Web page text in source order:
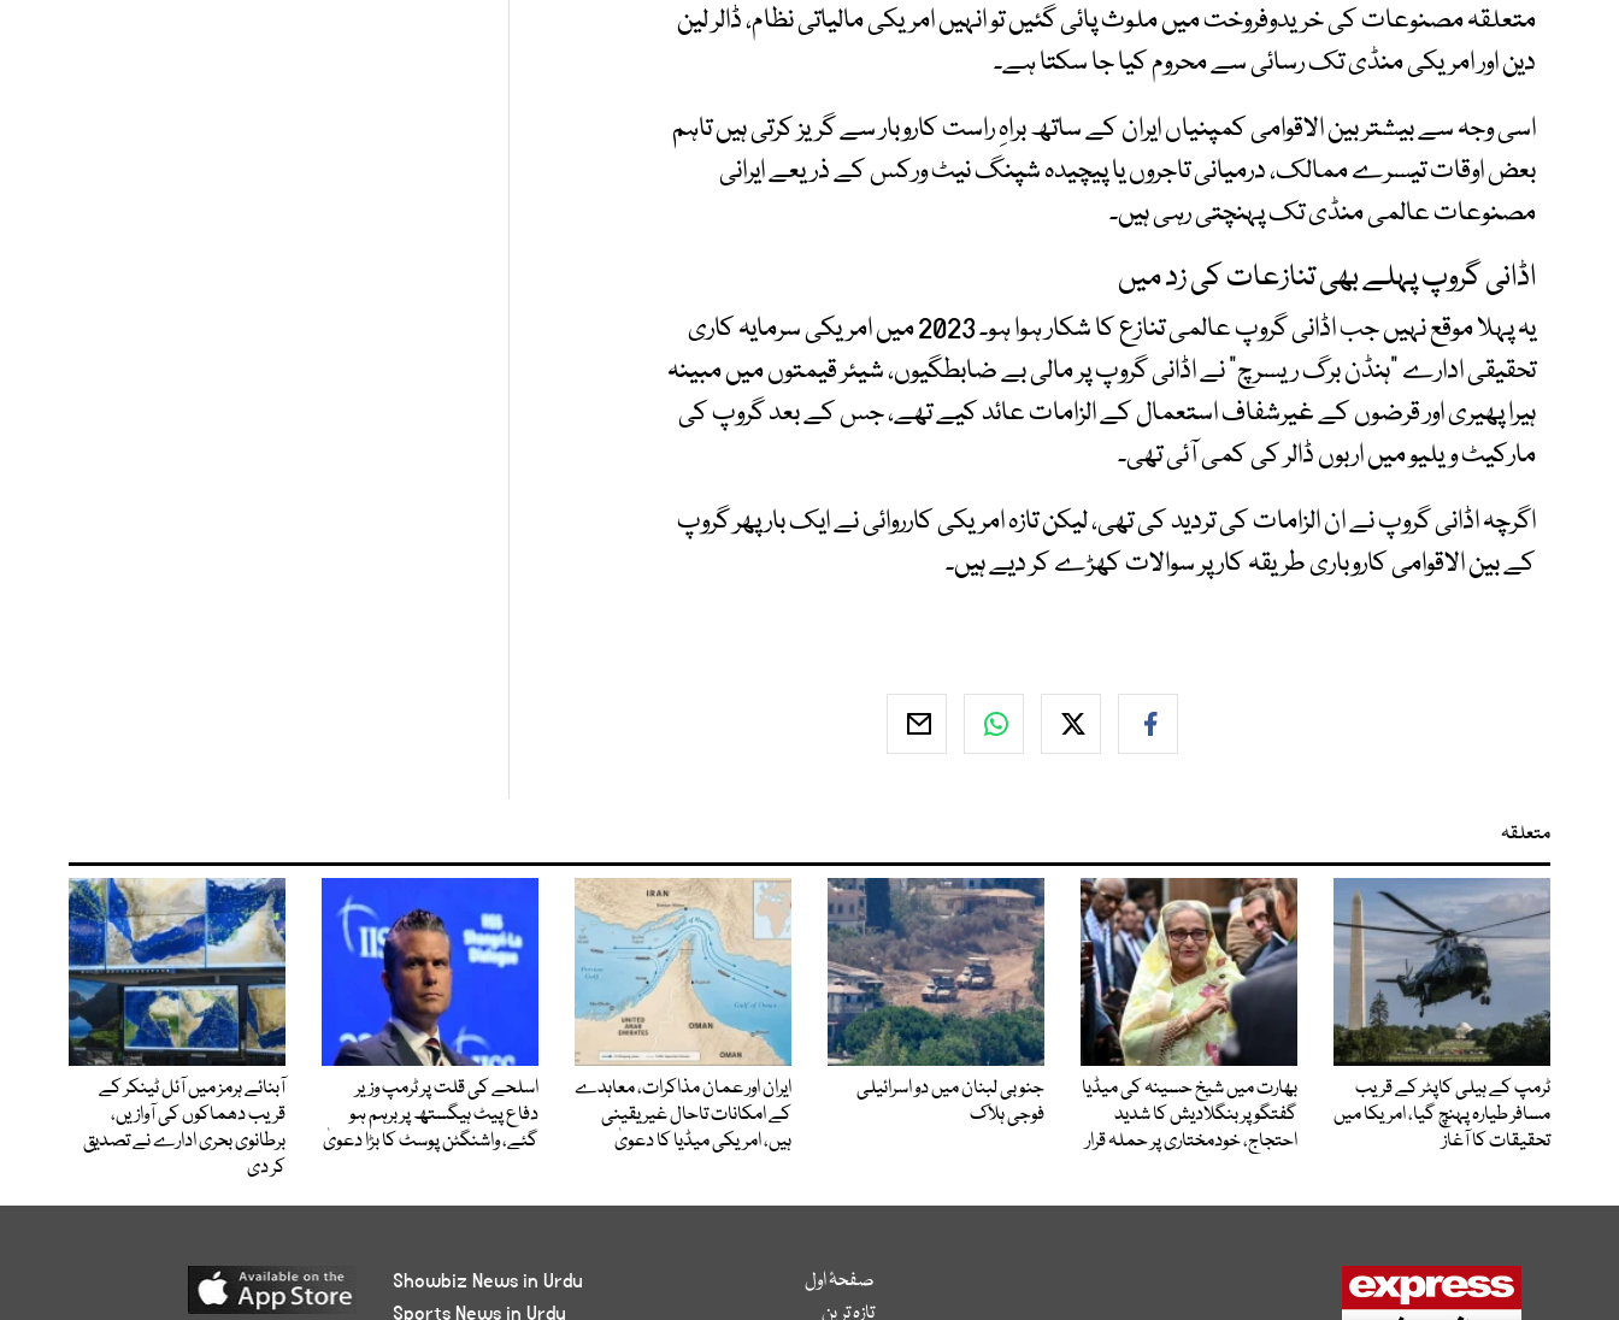
متعلقہ مصنوعات کی خریدوفروخت میں ملوث پائی گئیں تو انہیں امریکی مالیاتی نظام، ڈالر لین
دین اور امریکی منڈی تک رسائی سے محروم کیا جا سکتا ہے۔
اسی وجہ سے بیشتر بین الاقوامی کمپنیاں ایران کے ساتھ براہِ راست کاروبار سے گریز کرتی ہیں تاہم
بعض اوقات تیسرے ممالک، درمیانی تاجروں یا پیچیدہ شپنگ نیٹ ورکس کے ذریعے ایرانی
مصنوعات عالمی منڈی تک پہنچتی رہی ہیں۔
اڈانی گروپ پہلے بھی تنازعات کی زد میں
یہ پہلا موقع نہیں جب اڈانی گروپ عالمی تنازع کا شکار ہوا ہو۔ 2023 میں امریکی سرمایہ کاری
تحقیقی ادارے “ہنڈن برگ ریسرچ” نے اڈانی گروپ پر مالی بے ضابطگیوں، شیئر قیمتوں میں مبینہ
ہیرا پھیری اور قرضوں کے غیرشفاف استعمال کے الزامات عائد کیے تھے، جس کے بعد گروپ کی
مارکیٹ ویلیو میں اربوں ڈالر کی کمی آئی تھی۔
اگرچہ اڈانی گروپ نے ان الزامات کی تردید کی تھی، لیکن تازہ امریکی کارروائی نے ایک بار پھر گروپ
کے بین الاقوامی کاروباری طریقہ کار پر سوالات کھڑے کر دیے ہیں۔
متعلقہ
ٹرمپ کے ہیلی کاپٹر کے قریب
مسافر طیارہ پہنچ گیا، امریکا میں
تحقیقات کا آغاز
بھارت میں شیخ حسینہ کی میڈیا
گفتگو پر بنگلادیش کا شدید
احتجاج، خودمختاری پر حملہ قرار
جنوبی لبنان میں دو اسرائیلی
فوجی ہلاک
ایران اور عمان مذاکرات، معاہدے
کے امکانات تاحال غیر یقینی
ہیں، امریکی میڈیا کا دعویٰ
اسلحے کی قلت پر ٹرمپ وزیر
دفاع پیٹ ہیگستھ پر برہم ہو
گئے، واشنگٹن پوسٹ کا بڑا دعویٰ
آبنائے ہرمز میں آئل ٹینکر کے
قریب دھماکوں کی آوازیں،
برطانوی بحری ادارے نے تصدیق
کر دی
صفحۂ اول
تازہ ترین
Showbiz News in Urdu
Sports News in Urdu